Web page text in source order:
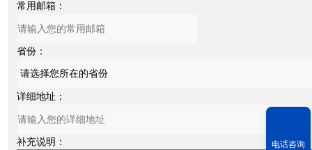
常用邮箱：
省份：
详细地址：
补充说明： 电话咨询